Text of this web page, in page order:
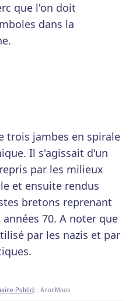
que l'on doit
dans la
trois jambes en spirale
Il s'agissait d'un
par les milieux
et ensuite rendus
bretons reprenant
70. A noter que
par les nazis et par
Public) : AnonMoos